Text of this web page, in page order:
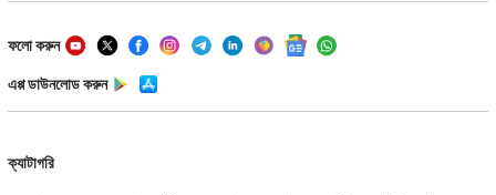
ফলো করুন
এপ্প ডাউনলোড করুন
ক্যাটাগরি